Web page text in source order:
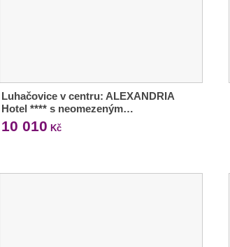
Luhačovice v centru: ALEXANDRIA
Hotel **** s neomezeným…
10 010 Kč